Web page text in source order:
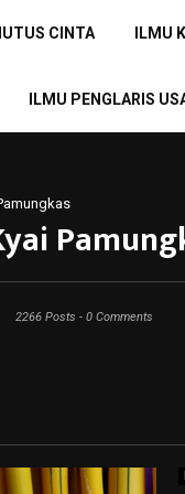
CINTA ILMU
ILMU PENGLARIS
2266 Posts - 0 Comments